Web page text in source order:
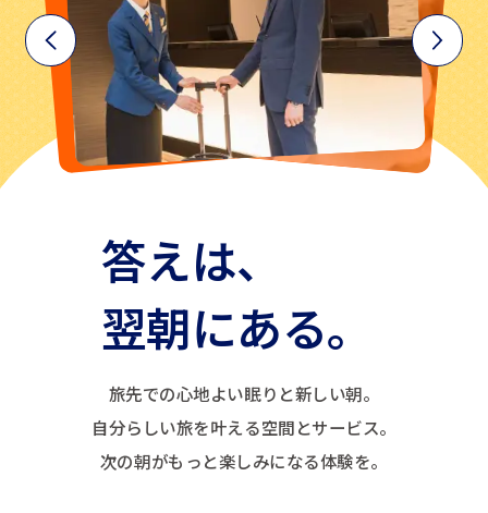
答えは、
翌朝にある。
旅先での心地よい眠りと新しい朝。
自分らしい旅を叶える空間とサービス。
次の朝がもっと楽しみになる体験を。